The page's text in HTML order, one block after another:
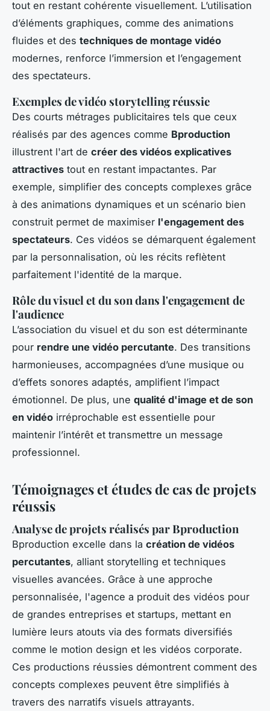
tout en restant cohérente visuellement. L’utilisation
d’éléments graphiques, comme des animations
fluides et des techniques de montage vidéo
modernes, renforce l’immersion et l’engagement
des spectateurs.
Exemples de vidéo storytelling réussie
Des courts métrages publicitaires tels que ceux
réalisés par des agences comme Bproduction
illustrent l'art de créer des vidéos explicatives
attractives tout en restant impactantes. Par
exemple, simplifier des concepts complexes grâce
à des animations dynamiques et un scénario bien
construit permet de maximiser l'engagement des
spectateurs. Ces vidéos se démarquent également
par la personnalisation, où les récits reflètent
parfaitement l'identité de la marque.
Rôle du visuel et du son dans l'engagement de
l'audience
L’association du visuel et du son est déterminante
pour rendre une vidéo percutante. Des transitions
harmonieuses, accompagnées d’une musique ou
d’effets sonores adaptés, amplifient l’impact
émotionnel. De plus, une qualité d'image et de son
en vidéo irréprochable est essentielle pour
maintenir l’intérêt et transmettre un message
professionnel.
Témoignages et études de cas de projets
réussis
Analyse de projets réalisés par Bproduction
Bproduction excelle dans la création de vidéos
percutantes, alliant storytelling et techniques
visuelles avancées. Grâce à une approche
personnalisée, l'agence a produit des vidéos pour
de grandes entreprises et startups, mettant en
lumière leurs atouts via des formats diversifiés
comme le motion design et les vidéos corporate.
Ces productions réussies démontrent comment des
concepts complexes peuvent être simplifiés à
travers des narratifs visuels attrayants.